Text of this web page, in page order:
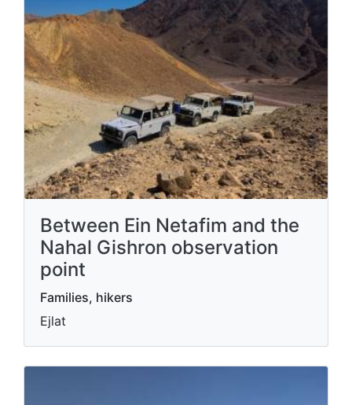
Between Ein Netafim and the
Nahal Gishron observation
point
Families, hikers
Ejlat